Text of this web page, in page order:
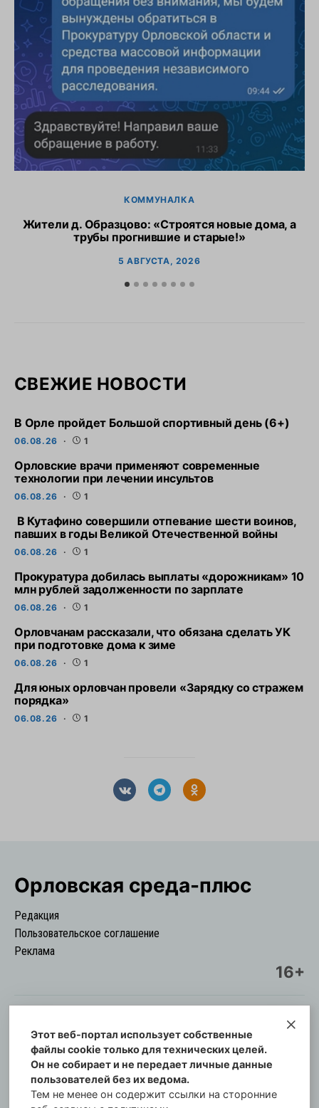
КОММУНАЛКА
Жители д. Образцово: «Строятся новые дома, а
трубы прогнившие и старые!»
5 АВГУСТА, 2026
СВЕЖИЕ НОВОСТИ
В Орле пройдет Большой спортивный день (6+)
06.08.26 1
Орловские врачи применяют современные
технологии при лечении инсультов
06.08.26 1
В Кутафино совершили отпевание шести воинов,
павших в годы Великой Отечественной войны
06.08.26 1
Прокуратура добилась выплаты «дорожникам» 10
млн рублей задолженности по зарплате
06.08.26 1
Орловчанам рассказали, что обязана сделать УК
при подготовке дома к зиме
06.08.26 1
Для юных орловчан провели «Зарядку со стражем
порядка»
06.08.26 1
Орловская cреда-плюс
Редакция
Пользовательское соглашение
Реклама
16+
© Информационный городской портал
Орловская cреда-плюс, 2021-2026
Свидетельство о регистрации СМИ: ПИ №57-
00254 от 29 октября 2013 г.
Этот веб-портал использует собственные
файлы cookie только для технических целей.
Он не собирает и не передает личные данные
пользователей без их ведома.
Тем не менее он содержит ссылки на сторонние